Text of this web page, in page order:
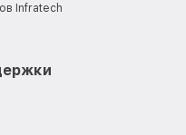
Infratech